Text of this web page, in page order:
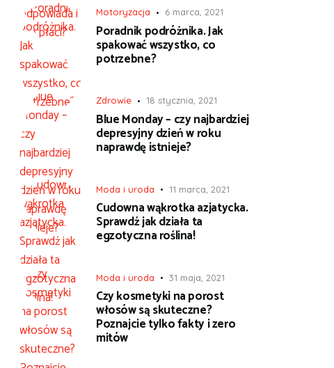
Motoryzacja 6 marca, 2021
Poradnik podróżnika. Jak
spakować wszystko, co
potrzebne?
Zdrowie 18 stycznia, 2021
Blue Monday – czy najbardziej
depresyjny dzień w roku
naprawdę istnieje?
Moda i uroda 11 marca, 2021
Cudowna wąkrotka azjatycka.
Sprawdź jak działa ta
egzotyczna roślina!
Moda i uroda 31 maja, 2021
Czy kosmetyki na porost
włosów są skuteczne?
Poznajcie tylko fakty i zero
mitów